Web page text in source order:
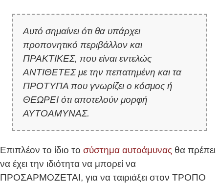
Αυτό σημαίνει ότι θα υπάρχει
προπονητικό περιβάλλον και
ΠΡΑΚΤΙΚΕΣ, που είναι εντελώς
ΑΝΤΙΘΕΤΕΣ με την πεπατημένη και τα
ΠΡΟΤΥΠΑ που γνωρίζει ο κόσμος ή
ΘΕΩΡΕΙ ότι αποτελούν μορφή
ΑΥΤΟΑΜΥΝΑΣ.
Επιπλέον το ίδιο το σύστημα αυτοάμυνας θα πρέπει
να έχει την ιδιότητα να μπορεί να
ΠΡΟΣΑΡΜΟΖΕΤΑΙ, για να ταιριάξει στον ΤΡΟΠΟ